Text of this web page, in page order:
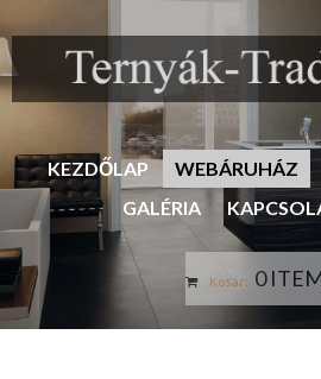
KEZDŐLAP WEBÁRUHÁZ
GALÉRIA
Kosár: 0